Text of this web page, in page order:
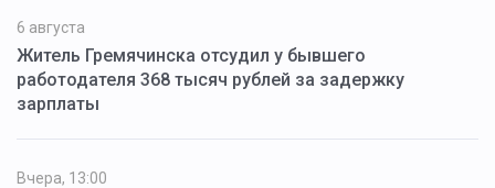
6 августа
Житель Гремячинска отсудил у бывшего
работодателя 368 тысяч рублей за задержку
зарплаты
Вчера, 13:00